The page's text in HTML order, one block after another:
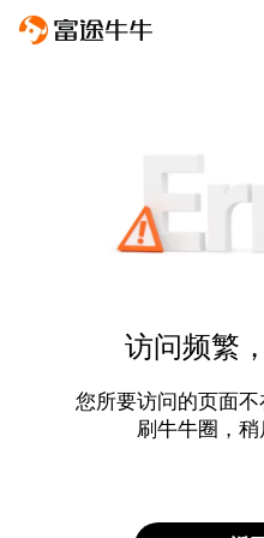
访问频繁
您所要访问的页面
刷牛牛圈，